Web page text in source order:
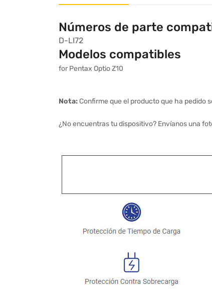
Números de parte
D-LI72
Modelos compatibles
for Pentax Optio Z10
Nota:Confirme que el producto que ha pedido
¿No encuentras tu dispositivo? Envíanos una